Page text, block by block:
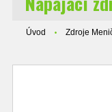
Úvod Zdroje